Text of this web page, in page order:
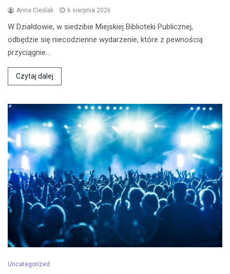
Anna Cieślak 6 sierpnia 2026
W Działdowie, w siedzibie Miejskiej Biblioteki Publicznej,
odbędzie się niecodzienne wydarzenie, które z pewnością
przyciągnie…
Czytaj dalej
Uncategorized